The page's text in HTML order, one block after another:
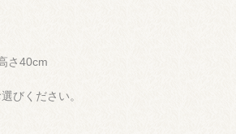
さ40cm
びください。